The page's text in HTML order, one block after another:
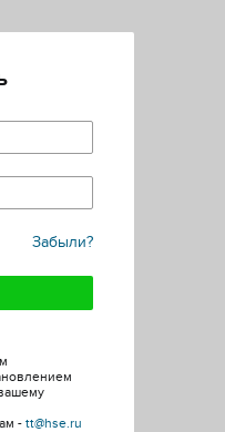
Забыли?
- tt@hse.ru